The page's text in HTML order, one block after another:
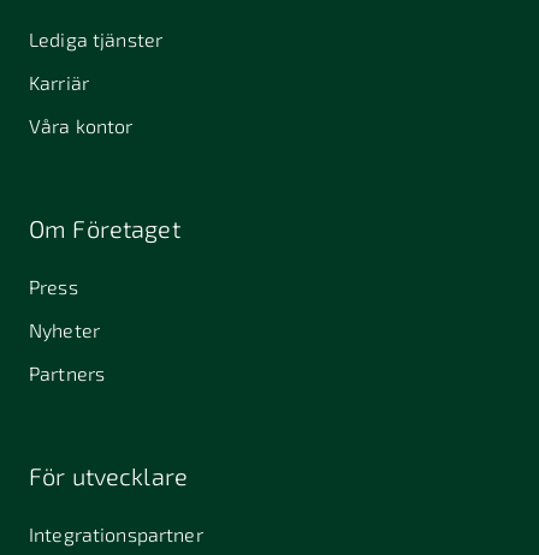
Lediga tjänster
Karriär
Våra kontor
Om Företaget
Press
Nyheter
Partners
För utvecklare
Integrationspartner